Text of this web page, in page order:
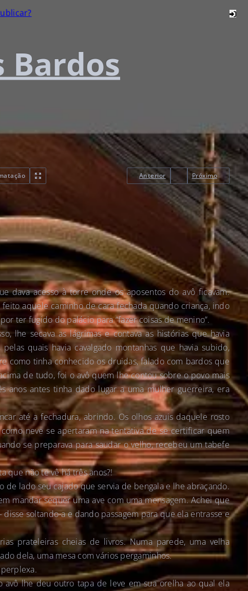
Bardos
Anterior Próximo
dava acesso à torre onde os aposentos do avô ficavam.
aquele caminho de cara fechada quando criança, indo
ter fugido do palácio para “fazer coisas de menino”.
lhe secava as lágrimas e contava as histórias que havia
quais havia cavalgado montanhas que havia subido,
como tinha conhecido os druidas, falado com bardos que
de tudo, foi o avô quem lhe contou sobre o povo mais
antes tinha dado lugar a uma mulher guerreira, era
até a fechadura, abrindo. Os olhos azuis daquele rosto
neve se apertaram na tentativa de se certificar quem
se preparava para saudar o velho, recebeu um tabefe
que não te vê há três anos?!
de lado seu cajado que servia de bengala e lhe abraçando.
mandar sequer uma ave com uma mensagem. Achei que
soltando-a e dando passagem para que ela entrasse e
prateleiras cheias de livros. Numa parede, uma velha
dela, uma mesa com vários pergaminhos.
avô lhe deu outro tapa de leve em sua orelha ao qual ela